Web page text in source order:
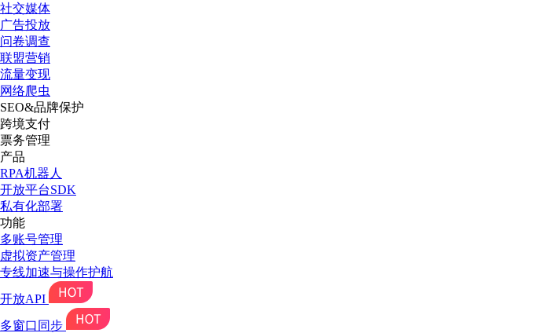
社交媒体
广告投放
问卷调查
联盟营销
流量变现
网络爬虫
SEO&品牌保护
跨境支付
票务管理
产品
RPA机器人
开放平台SDK
私有化部署
功能
多账号管理
虚拟资产管理
专线加速与操作护航
开放API
多窗口同步